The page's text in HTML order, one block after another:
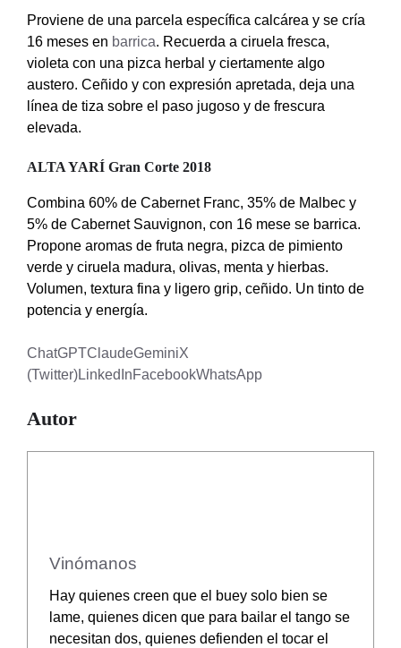
Proviene de una parcela específica calcárea y se cría
16 meses en barrica. Recuerda a ciruela fresca,
violeta con una pizca herbal y ciertamente algo
austero. Ceñido y con expresión apretada, deja una
línea de tiza sobre el paso jugoso y de frescura
elevada.
ALTA YARÍ Gran Corte 2018
Combina 60% de Cabernet Franc, 35% de Malbec y
5% de Cabernet Sauvignon, con 16 mese se barrica.
Propone aromas de fruta negra, pizca de pimiento
verde y ciruela madura, olivas, menta y hierbas.
Volumen, textura fina y ligero grip, ceñido. Un tinto de
potencia y energía.
ChatGPTClaudeGeminiX
(Twitter)LinkedInFacebookWhatsApp
Autor
Vinómanos
Hay quienes creen que el buey solo bien se
lame, quienes dicen que para bailar el tango se
necesitan dos, quienes defienden el tocar el